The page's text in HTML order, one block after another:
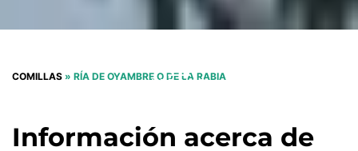
VER MÁS
COMILLAS » RÍA DE OYAMBRE O DE LA RABIA
Información acerca de